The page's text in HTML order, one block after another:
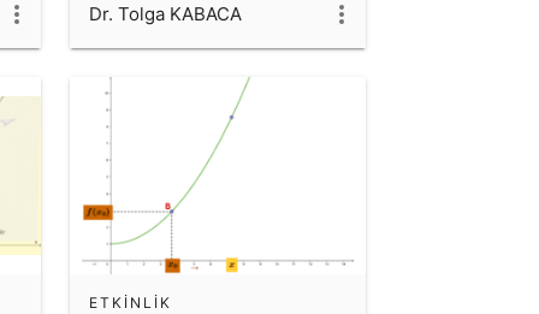
Dr. Tolga KABACA
ETKINLIK